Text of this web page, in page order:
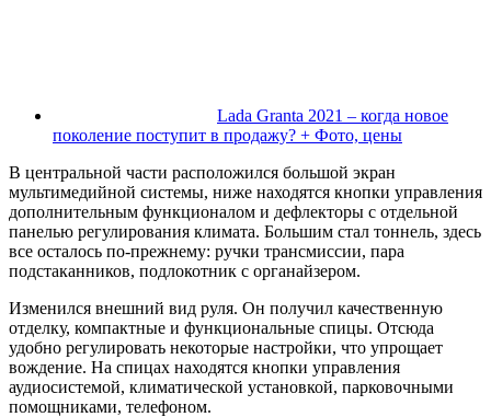
Lada Granta 2021 – когда новое
поколение поступит в продажу? + Фото, цены
В центральной части расположился большой экран
мультимедийной системы, ниже находятся кнопки управления
дополнительным функционалом и дефлекторы с отдельной
панелью регулирования климата. Большим стал тоннель, здесь
все осталось по-прежнему: ручки трансмиссии, пара
подстаканников, подлокотник с органайзером.
Изменился внешний вид руля. Он получил качественную
отделку, компактные и функциональные спицы. Отсюда
удобно регулировать некоторые настройки, что упрощает
вождение. На спицах находятся кнопки управления
аудиосистемой, климатической установкой, парковочными
помощниками, телефоном.